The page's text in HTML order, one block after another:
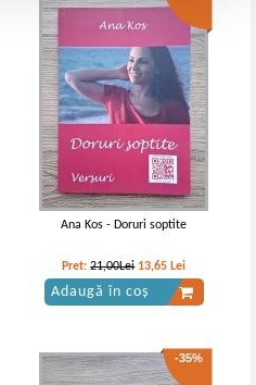
Mihai Eminescu - Poezii
IN STOC
Lei
Adaugă în coș
Ana Kos - Doruri soptite
Pret:21,00Lei 13,65 Lei
Adaugă în coș
-35%